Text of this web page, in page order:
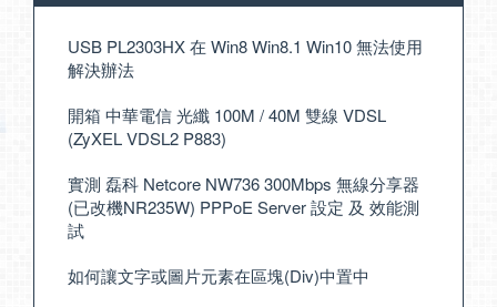
USB PL2303HX 在 Win8 Win8.1 Win10 無法使用
解決辦法
開箱 中華電信 光纖 100M / 40M 雙線 VDSL
(ZyXEL VDSL2 P883)
實測 磊科 Netcore NW736 300Mbps 無線分享器
(已改機NR235W) PPPoE Server 設定 及 效能測
試
如何讓文字或圖片元素在區塊(Div)中置中